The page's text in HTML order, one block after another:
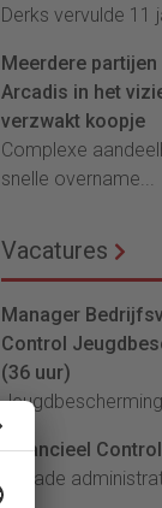
Derks vervulde 11
Meerdere partijen
Arcadis in het
verzwakt koopje
Complexe
snelle overname...
Vacatures
Manager
Control
(36 uur)
Financieel
lArcade